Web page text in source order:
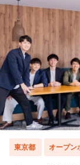
東京都 オープン